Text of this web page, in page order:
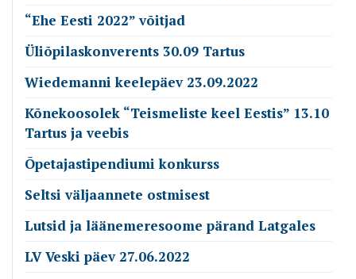
“Ehe Eesti 2022” võitjad
Üliõpilaskonverents 30.09 Tartus
Wiedemanni keelepäev 23.09.2022
Kõnekoosolek “Teismeliste keel Eestis” 13.10
Tartus ja veebis
Õpetajastipendiumi konkurss
Seltsi väljaannete ostmisest
Lutsid ja läänemeresoome pärand Latgales
LV Veski päev 27.06.2022